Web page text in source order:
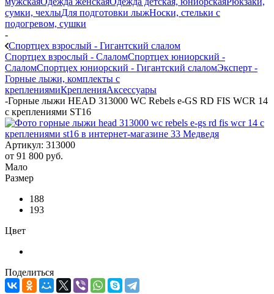
сумки, чехлыДля подготовки лыжНоски, стельки с
подогревом, сушки
-
Спортцех взрослый - Гигантский слалом
Спортцех взрослый - СлаломСпортцех юниорский -
СлаломСпортцех юниорский - Гигантский слаломЭксперт -
Горные лыжи, комплекты с
креплениямиКрепленияАксессуары
-Горные лыжи HEAD 313000 WC Rebels e-GS RD FIS WCR 14
с креплениями ST16
Артикул: 313000
от 91 800 руб.
Мало
Размер
188
193
Цвет
Поделиться